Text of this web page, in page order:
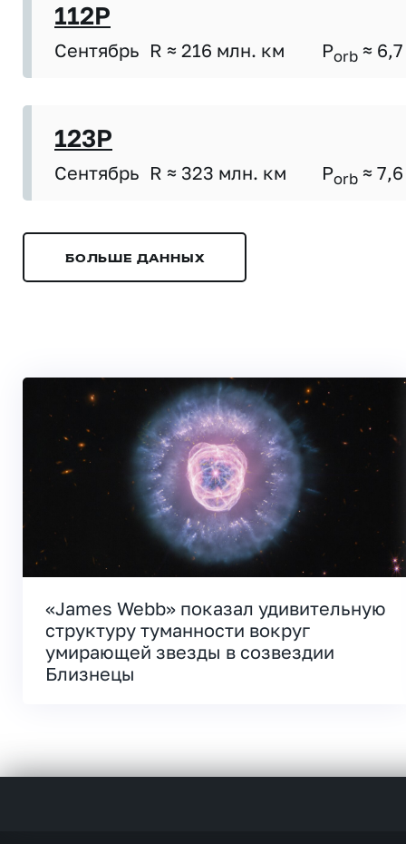
112P
Сентябрь R ≈ 216 млн. км Porb ≈ 6,7
123P
Сентябрь R ≈ 323 млн. км Porb ≈ 7,6
БОЛЬШЕ ДАННЫХ
«James Webb» показал удивительную
структуру туманности вокруг
умирающей звезды в созвездии
Близнецы